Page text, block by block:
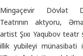
Mingəçevir Dövlət
Teatrının aktyoru,
artist Şıxı Yaqubov
illik yubileyi münasibəti